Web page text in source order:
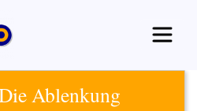
Ablenkung